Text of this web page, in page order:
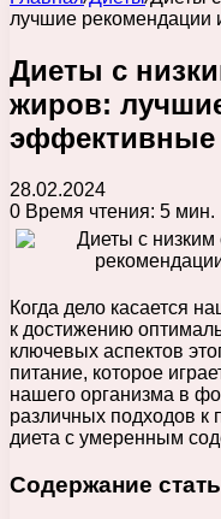
лучшие
Диеты с
жиров:
28.02.2024
0 Время чтения: 5 мин.
Когда дело касается
к достижению
ключевых аспектов
питание, которое
нашего организма в
различных подходов к
диета с умеренным
Содержание